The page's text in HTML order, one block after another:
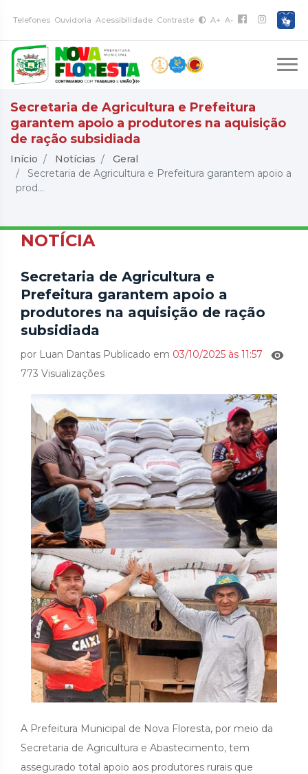
Telefones Ouvidoria Acessibilidade Contraste A+ A-
Secretaria de Agricultura e Prefeitura
garantem apoio a produtores na aquisição
de ração subsidiada
Início Notícias
Geral
Secretaria de Agricultura e Prefeitura garantem apoio a
prod...
NOTÍCIA
Secretaria de Agricultura e
Prefeitura garantem apoio a
produtores na aquisição de ração
subsidiada
por Luan Dantas Publicado em 03/10/2025 às 11:57
773 Visualizações
A Prefeitura Municipal de Nova Floresta, por meio da
Secretaria de Agricultura e Abastecimento, tem
assegurado total apoio aos produtores rurais que